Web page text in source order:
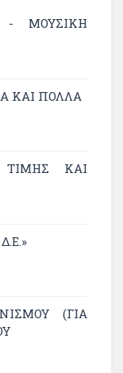
- ΜΟΥΣΙΚΗ
ΚΑΙ ΠΟΛΛΆ
ΚΑΙ
(ΓΙΑ